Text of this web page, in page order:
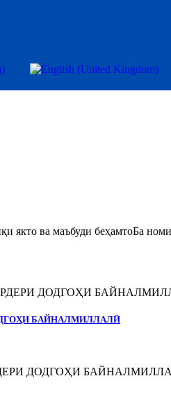
ва маъбуди беҳамтоБа номи
БАЙНАЛМИЛЛАЛӢ
БАЙНАЛМИЛЛАЛӢ